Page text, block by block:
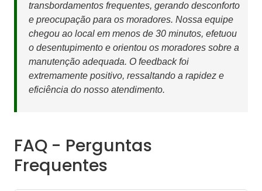
transbordamentos frequentes, gerando desconforto
e preocupação para os moradores. Nossa equipe
chegou ao local em menos de 30 minutos, efetuou
o desentupimento e orientou os moradores sobre a
manutenção adequada. O feedback foi
extremamente positivo, ressaltando a rapidez e
eficiência do nosso atendimento.
FAQ - Perguntas
Frequentes